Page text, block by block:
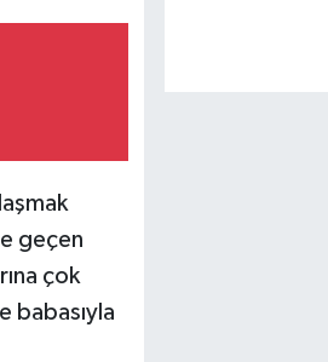
geçen
çok
babasıyla